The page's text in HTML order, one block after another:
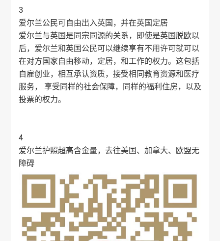
3
爱尔兰公民可自由出入英国，并在英国定居
爱尔兰与英国是同宗同源的关系，即使是英国脱欧以
后，爱尔兰和英国公民可以继续享有不用许可就可以
在对方国家自由移动，定居，和工作的权力。这包括
自雇创业，相互承认资质，接受相同教育资源和医疗
服务， 享受同样的社会保障，同样的福利住房，以及
投票的权力。
4
爱尔兰护照超高含金量，去往美国、加拿大、欧盟无
障碍